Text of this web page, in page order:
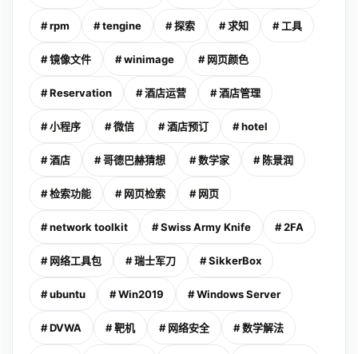
# rpm # tengine # 探索 # 求知 # 工具
# 镜像文件 # winimage # 网页颜色
# Reservation # 酒店运营 # 酒店管理
# 小程序 # 微信 # 酒店预订 # hotel
# 酒店 # 哥德巴赫猜想 # 数学家 # 陈景润
# 检索功能 # 网页检索 # 网页
# network toolkit # Swiss Army Knife # 2FA
# 网络工具包 # 瑞士军刀 # SikkerBox
# ubuntu # Win2019 # Windows Server
# DVWA # 靶机 # 网络安全 # 数学解法